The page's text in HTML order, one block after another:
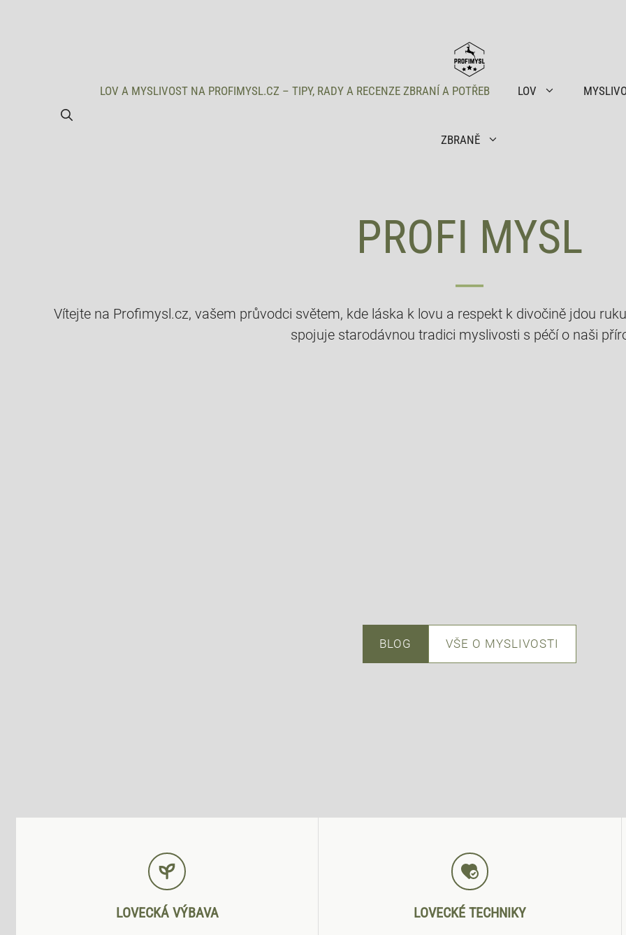
LOV A MYSLIVOST NA PROFIMYSL.CZ – TIPY, RADY A RECENZE ZBRANÍ A POTŘEB LOV
ZBRANĚ
PROFI MYSL
Vítejte na Profimysl.cz, vašem průvodci světem, kde láska k lovu a respekt k divočině jdou
spojuje starodávnou tradici myslivosti s péčí o naši
BLOG VŠE O MYSLIVOSTI
LOVECKÁ VÝBAVA LOVECKÉ TECHNIKY